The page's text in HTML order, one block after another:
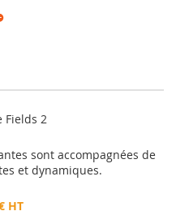
Fields 2
sont accompagnées de
et dynamiques.
HT